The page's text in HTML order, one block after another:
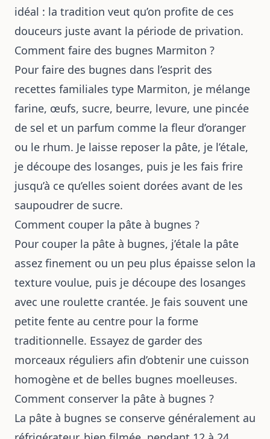
idéal : la tradition veut qu’on profite de ces
douceurs juste avant la période de privation.
Comment faire des bugnes Marmiton ?
Pour faire des bugnes dans l’esprit des
recettes familiales type Marmiton, je mélange
farine, œufs, sucre, beurre, levure, une pincée
de sel et un parfum comme la fleur d’oranger
ou le rhum. Je laisse reposer la pâte, je l’étale,
je découpe des losanges, puis je les fais frire
jusqu’à ce qu’elles soient dorées avant de les
saupoudrer de sucre.
Comment couper la pâte à bugnes ?
Pour couper la pâte à bugnes, j’étale la pâte
assez finement ou un peu plus épaisse selon la
texture voulue, puis je découpe des losanges
avec une roulette crantée. Je fais souvent une
petite fente au centre pour la forme
traditionnelle. Essayez de garder des
morceaux réguliers afin d’obtenir une cuisson
homogène et de belles bugnes moelleuses.
Comment conserver la pâte à bugnes ?
La pâte à bugnes se conserve généralement au